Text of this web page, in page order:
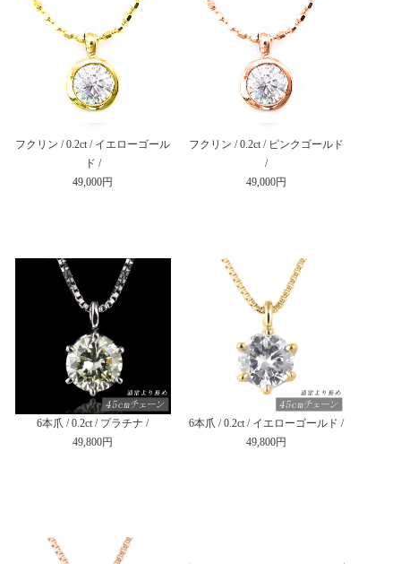
フクリン / 0.2ct / イエローゴール
ド /
49,000円
フクリン / 0.2ct / ピンクゴールド
/
49,000円
6本爪 / 0.2ct / プラチナ /
49,800円
6本爪 / 0.2ct / イエローゴールド /
49,800円